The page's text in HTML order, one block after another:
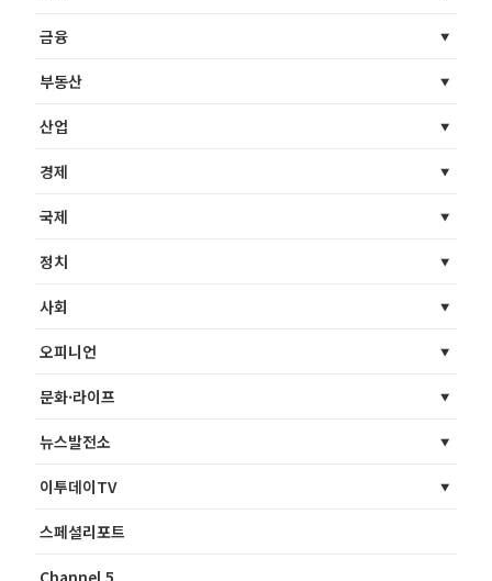
금융
부동산
산업
경제
국제
정치
사회
오피니언
문화·라이프
뉴스발전소
이투데이TV
스페셜리포트
Channel 5